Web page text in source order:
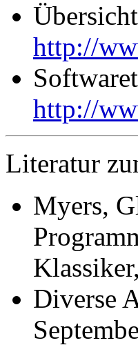
http://
http://
Literatur
Myers,
Diverse